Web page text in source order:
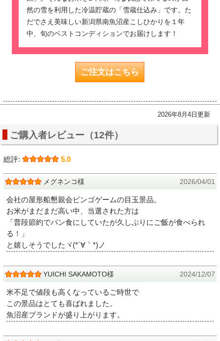
然の雪を利用した冷温貯蔵の「雪蔵仕込み」です。た
だでさえ美味しい新潟県南魚沼産こしひかりを１年
中、旬のベストコンディションでお届けします！
ご注文はこちら
2026年8月4日更新
ご購入者レビュー（12件）
総評: 5.0
メグネンコ様 2026/04/01
会社の屋形船懇親会ビンゴゲームの目玉景品。
お米がまだまだ高い中、当選された方は
「普段節約でパン食にしていたが久しぶりにご飯が食べられ
る！」
と嬉しそうでしたヾ(*´∀｀*)ノ
YUICHI SAKAMOTO様 2024/12/07
米不足で値段も高くなっているご時世で
この景品はとても喜ばれました。
魚沼産ブランドが盛り上がります。